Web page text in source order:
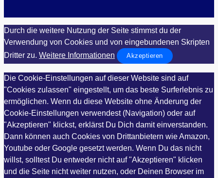
Durch die weitere Nutzung der Seite stimmst du der
Verwendung von Cookies und von eingebundenen Skripten
Dritter zu. Weitere Informationen Akzeptieren
Die Cookie-Einstellungen auf dieser Website sind auf
"Cookies zulassen" eingestellt, um das beste Surferlebnis zu
ermöglichen. Wenn du diese Website ohne Änderung der
Cookie-Einstellungen verwendest (Navigation) oder auf
"Akzeptieren" klickst, erklärst Du Dich damit einverstanden.
Dann können auch Cookies von Drittanbietern wie Amazon,
Youtube oder Google gesetzt werden. Wenn Du das nicht
willst, solltest Du entweder nicht auf "Akzeptieren" klicken
und die Seite nicht weiter nutzen, oder Deinen Browser im